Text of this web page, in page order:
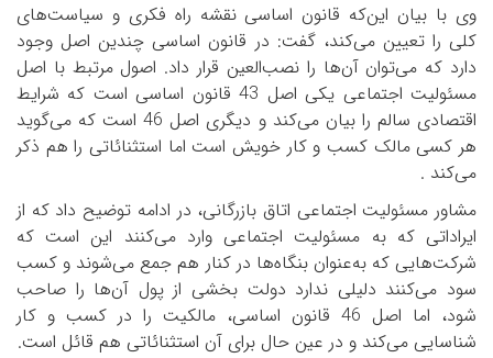
وی با بیان این‌که قانون اساسی نقشه راه فکری و سیاست‌های
کلی را تعیین می‌کند، گفت: در قانون اساسی چندین اصل وجود
دارد که می‌توان آن‌ها را نصب‌العین قرار داد. اصول مرتبط با اصل
مسئولیت اجتماعی یکی اصل 43 قانون اساسی است که شرایط
اقتصادی سالم را بیان می‌کند و دیگری اصل 46 است که می‌گوید
هر کسی مالک کسب و کار خویش است اما استثنائاتی را هم ذکر
می‌کند .
مشاور مسئولیت اجتماعی اتاق بازرگانی، در ادامه توضیح داد که از
ایراداتی که به مسئولیت اجتماعی وارد می‌کنند این است که
شرکت‌هایی که به‌عنوان بنگاه‌ها در کنار هم جمع می‌شوند و کسب
سود می‌کنند دلیلی ندارد دولت بخشی از پول آن‌ها را صاحب
شود، اما اصل 46 قانون اساسی، مالکیت را در کسب و کار
شناسایی می‌کند و در عین حال برای آن استثنائاتی هم قائل است.